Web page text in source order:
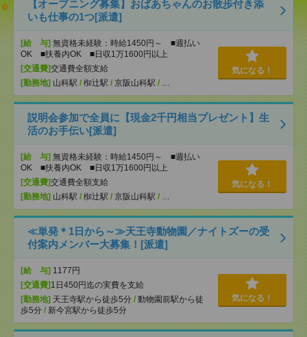
【オープニング募集】おばあちゃんのお散歩付き添
いも仕事の1つ[派遣]
[給 与] 無資格未経験：時給1450円～ ■週払い
OK ■扶養内OK ■日収1万1600円以上
[交通費]交通費全額支給
[勤務地] 山科駅 / 椥辻駅 / 京阪山科駅 / …
気になる！
説明会参加で全員に【現金2千円相当プレゼント】生
活のお手伝い[派遣]
[給 与] 無資格未経験：時給1450円～ ■週払い
OK ■扶養内OK ■日収1万1600円以上
[交通費]交通費全額支給
[勤務地] 山科駅 / 椥辻駅 / 京阪山科駅 / …
気になる！
≪単発＊1日から～≫天王寺動物園／ナイトズーの受
付案内メンバー大募集！[派遣]
[給 与] 1177円
[交通費] 1日450円迄の実費を支給
[勤務地] 天王寺駅から徒歩5分 / 動物園前駅から徒
歩5分 / 新今宮駅から徒歩5分
気になる！